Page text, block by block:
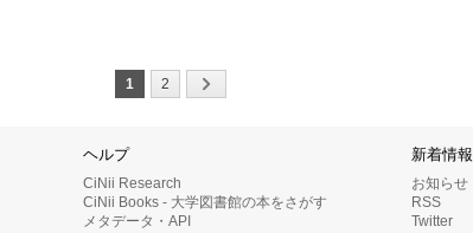
1 2
ヘルプ
CiNii Research
CiNii Books - 大学図書館の本をさがす
メタデータ・API
新着情報
お知らせ
RSS
Twitter